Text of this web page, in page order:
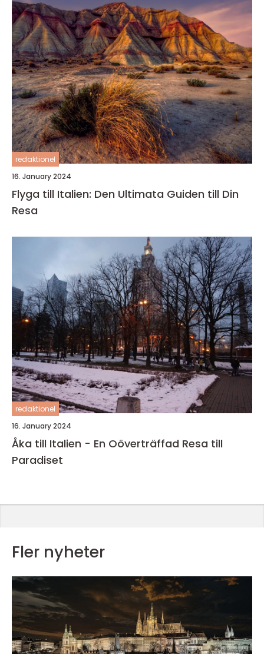
redaktionel
16. January 2024
Flyga till Italien: Den Ultimata Guiden till Din
Resa
redaktionel
16. January 2024
Åka till Italien - En Oöverträffad Resa till
Paradiset
Fler nyheter